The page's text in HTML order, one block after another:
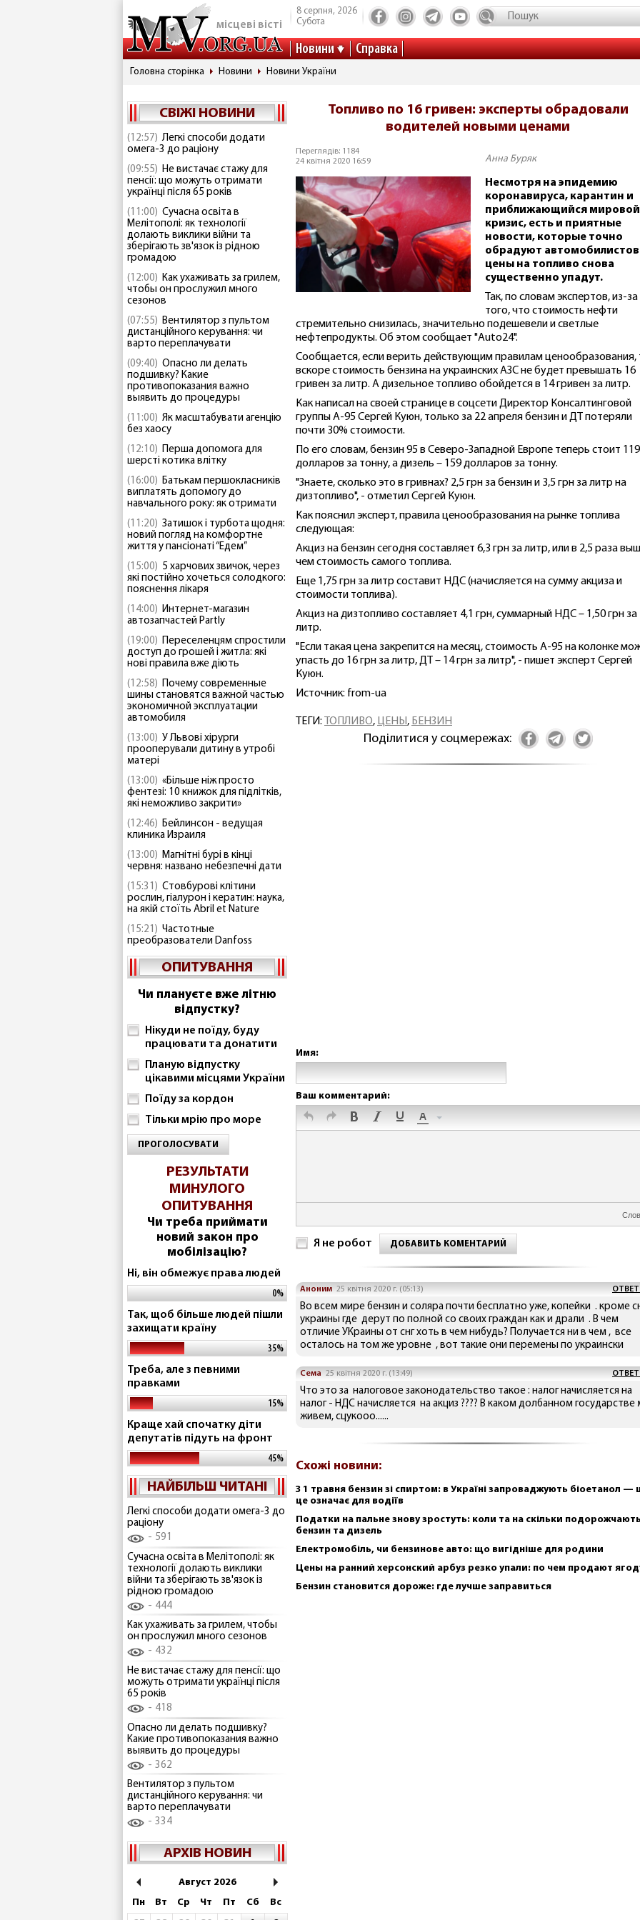
місцеві вісті
8 серпня, 2026
Субота
Новини Справка
Головна сторінка Новини Новини України
СВІЖІ НОВИНИ
(12:57) Легкі способи додати
омега-3 до раціону
(09:55) Не вистачає стажу для
пенсії: що можуть отримати
українці після 65 років
(11:00) Сучасна освіта в
Мелітополі: як технології
долають виклики війни та
зберігають зв'язок із рідною
громадою
(12:00) Как ухаживать за грилем,
чтобы он прослужил много
сезонов
(07:55) Вентилятор з пультом
дистанційного керування: чи
варто переплачувати
(09:40) Опасно ли делать
подшивку? Какие
противопоказания важно
выявить до процедуры
(11:00) Як масштабувати агенцію
без хаосу
(12:10) Перша допомога для
шерсті котика влітку
(16:00) Батькам першокласників
виплатять допомогу до
навчального року: як отримати
(11:20) Затишок і турбота щодня:
новий погляд на комфортне
життя у пансіонаті “Едем”
(15:00) 5 харчових звичок, через
які постійно хочеться солодкого:
пояснення лікаря
(14:00) Интернет-магазин
автозапчастей Partly
(19:00) Переселенцям спростили
доступ до грошей і житла: які
нові правила вже діють
(12:58) Почему современные
шины становятся важной частью
экономичной эксплуатации
автомобиля
(13:00) У Львові хірурги
прооперували дитину в утробі
матері
(13:00) «Більше ніж просто
фентезі: 10 книжок для підлітків,
які неможливо закрити»
(12:46) Бейлинсон - ведущая
клиника Израиля
(13:00) Магнітні бурі в кінці
червня: названо небезпечні дати
(15:31) Стовбурові клітини
рослин, гіалурон і кератин: наука,
на якій стоїть Abril et Nature
(15:21) Частотные
преобразователи Danfoss
ОПИТУВАННЯ
Чи плануєте вже літню
відпустку?
Нікуди не поїду, буду
працювати та донатити
Планую відпустку
цікавими місцями України
Поїду за кордон
Тільки мрію про море
ПРОГОЛОСУВАТИ
РЕЗУЛЬТАТИ
МИНУЛОГО
ОПИТУВАННЯ
Чи треба приймати
новий закон про
мобілізацію?
Ні, він обмежує права людей
0%
Так, щоб більше людей пішли
захищати країну
35%
Треба, але з певними
правками
15%
Краще хай спочатку діти
депутатів підуть на фронт
45%
НАЙБІЛЬШ ЧИТАНІ
Легкі способи додати омега-3 до
раціону
591
Сучасна освіта в Мелітополі: як
технології долають виклики
війни та зберігають зв'язок із
рідною громадою
444
Как ухаживать за грилем, чтобы
он прослужил много сезонов
432
Не вистачає стажу для пенсії: що
можуть отримати українці після
65 років
418
Опасно ли делать подшивку?
Какие противопоказания важно
выявить до процедуры
362
Вентилятор з пультом
дистанційного керування: чи
варто переплачувати
334
АРХІВ НОВИН
Август 2026
Пн
Вт Ср Чт Пт Сб
Вс
Топливо по 16 гривен: эксперты обрадовали
водителей новыми ценами
Переглядів: 1184
24 квітня 2020 16:59
Анна Буряк
Несмотря на эпидемию
коронавируса, карантин и
приближающийся мировой
кризис, есть и приятные
новости, которые точно
обрадуют автомобилистов
цены на топливо снова
существенно упадут.
Так, по словам экспертов, из-за
того, что стоимость нефти
стремительно снизилась, значительно подешевели и светлые
нефтепродукты. Об этом сообщает "Auto24".
Сообщается, если верить действующим правилам ценообразования,
вскоре стоимость бензина на украинских АЗС не будет превышать 16
гривен за литр. А дизельное топливо обойдется в 14 гривен за литр.
Как написал на своей странице в соцсети Директор Консалтинговой
группы А-95 Сергей Куюн, только за 22 апреля бензин и ДТ потеряли
почти 30% стоимости.
По его словам, бензин 95 в Северо-Западной Европе теперь стоит 119
долларов за тонну, а дизель – 159 долларов за тонну.
"Знаете, сколько это в гривнах? 2,5 грн за бензин и 3,5 грн за литр на
дизтопливо", - отметил Сергей Куюн.
Как пояснил эксперт, правила ценообразования на рынке топлива
следующая:
Акциз на бензин сегодня составляет 6,3 грн за литр, или в 2,5 раза
чем стоимость самого топлива.
Еще 1,75 грн за литр составит НДС (начисляется на сумму акциза и
стоимости топлива).
Акциз на дизтопливо составляет 4,1 грн, суммарный НДС – 1,50 грн за
литр.
"Если такая цена закрепится на месяц, стоимость А-95 на колонке
упасть до 16 грн за литр, ДТ – 14 грн за литр", - пишет эксперт Сергей
Куюн.
Источник: from-ua
ТЕГИ: ТОПЛИВО, ЦЕНЫ , БЕНЗИН
Поділитися у соцмережах:
Имя:
Ваш комментарий:
Я не робот ДОБАВИТЬ КОМЕНТАРИЙ
Аноним 25 квітня 2020 г. (05:13)
Во всем мире бензин и соляра почти бесплатно уже, копейки . кроме
украины где дерут по полной со своих граждан как и драли . В чем
отличие УКраины от снг хоть в чем нибудь? Получается ни в чем , все
осталось на том же уровне , вот такие они перемены по украински
Сема 25 квітня 2020 г. (13:49)
Что это за налоговое законодательство такое : налог начисляется на
налог - НДС начисляется на акциз ???? В каком долбанном государстве
живем, сцукооо......
Схожі новини:
З 1 травня бензин зі спиртом: в Україні запроваджують біоетанол —
це означає для водіїв
Податки на пальне знову зростуть: коли та на скільки
бензин та дизель
Електромобіль, чи бензинове авто: що вигідніше для родини
Цены на ранний херсонский арбуз резко упали: по чем продают
Бензин становится дороже: где лучше заправиться